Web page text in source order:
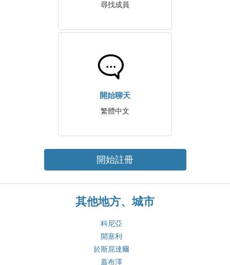
尋找成員
開始聊天
繁體中文
開始註冊
其他地方、城市
科尼亞
開塞利
於斯屈達爾
蓋布澤